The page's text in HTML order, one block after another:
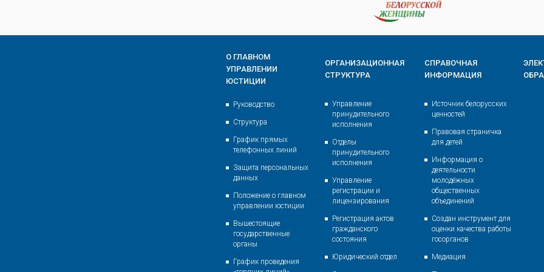
О ГЛАВНОМ
УПРАВЛЕНИИ
ЮСТИЦИИ
Руководство
Структура
График прямых
телефонных линий
Защита персональных
данных
Положение о главном
управлении юстиции
Вышестоящие
государственные
органы
График проведения
ОРГАНИЗАЦИОННАЯ
СТРУКТУРА
Управление
принудительного
исполнения
Отделы
принудительного
исполнения
Управление
регистрации и
лицензирования
Регистрация актов
гражданского
состояния
Юридический отдел
СПРАВОЧНАЯ
ИНФОРМАЦИЯ
Источник белорусских
ценностей
Правовая страничка
для детей
Информация о
деятельности
молодёжных
общественных
объединений
Создан инструмент для
оценки качества работы
госорганов
Медиация